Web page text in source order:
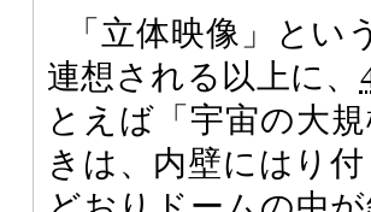
「立体映像」とい
連想される以上に、
とえば「宇宙の大
きは、内壁にはり